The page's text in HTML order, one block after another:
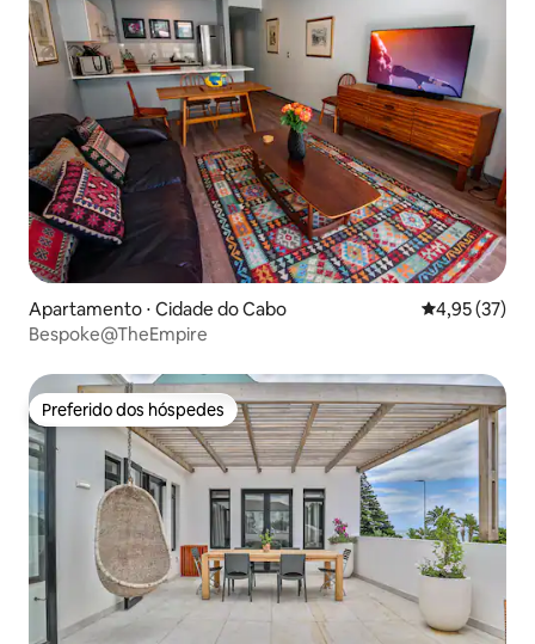
Apartamento ⋅ Cidade do Cabo 4,95 de uma
4,95 (37)
Bespoke@TheEmpire
Preferido dos hóspedes
Preferido dos hóspedes